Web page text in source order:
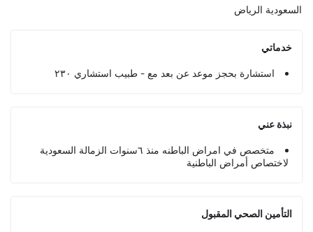
السعودية الرياض
خدماتي
استشارة بحجز موعد عن بعد مع - طبيب استشاري ٢٣٠
نبذة عني
متخصص في امراض الباطنه منذ ٦سنوات الزمالة السعودية
لاختصاص أمراض الباطنية
التأمين الصحي المقبول